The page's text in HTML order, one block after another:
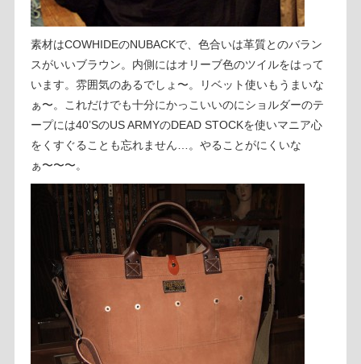
素材はCOWHIDEのNUBACKで、色合いは革質とのバラン
スがいいブラウン。内側にはオリーブ色のツイルをはって
います。雰囲気のあるでしょ〜。リベット使いもうまいな
ぁ〜。これだけでも十分にかっこいいのにショルダーのテ
ープには40’SのUS ARMYのDEAD STOCKを使いマニア心
をくすぐることも忘れません…。やることがにくいな
ぁ〜〜〜。